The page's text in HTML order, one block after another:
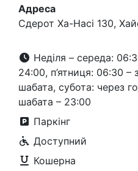
Адреса
Сдерот Ха-Насі 130,
Неділя – середа:
24:00, п’ятниця: 06:30
шабата, субота: через
шабата – 23:00
Паркінг
Доступний
Кошерна